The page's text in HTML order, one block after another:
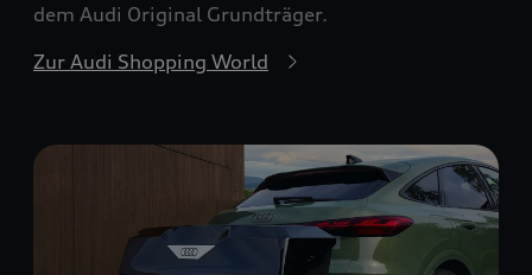
dem Audi Original Grundträger.
Zur Audi Shopping World